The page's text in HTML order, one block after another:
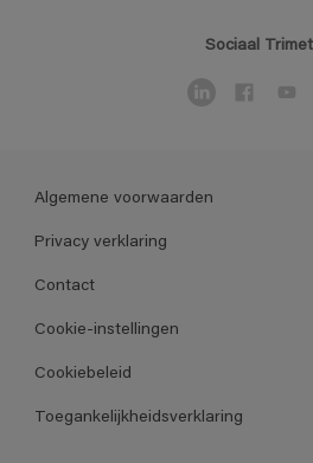
Sociaal
Algemene voorwaarden
Privacy verklaring
Contact
Cookie-instellingen
Cookiebeleid
Toegankelijkheidsverklaring